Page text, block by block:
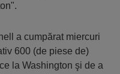
a cumpărat miercuri
600 (de piese de)
la Washington şi de a